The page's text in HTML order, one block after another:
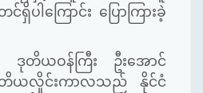
ရှိပါကြောင်း ပြောကြားခဲ့
တိယဝန်ကြီး ဦးအောင်
ယလှိုင်းကာလသည် နိုင်ငံ